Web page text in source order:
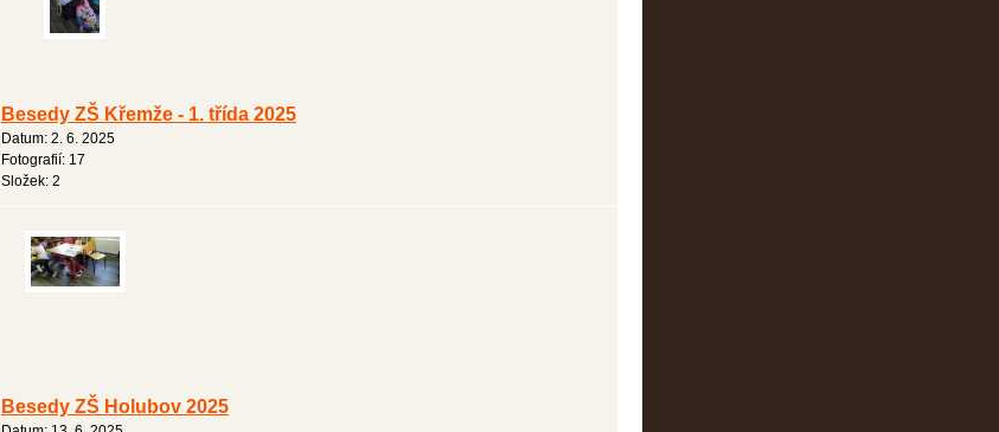
Besedy ZŠ Křemže - 1. třída 2025
Datum: 2. 6. 2025
Fotografií: 17
Složek: 2
Besedy ZŠ Holubov 2025